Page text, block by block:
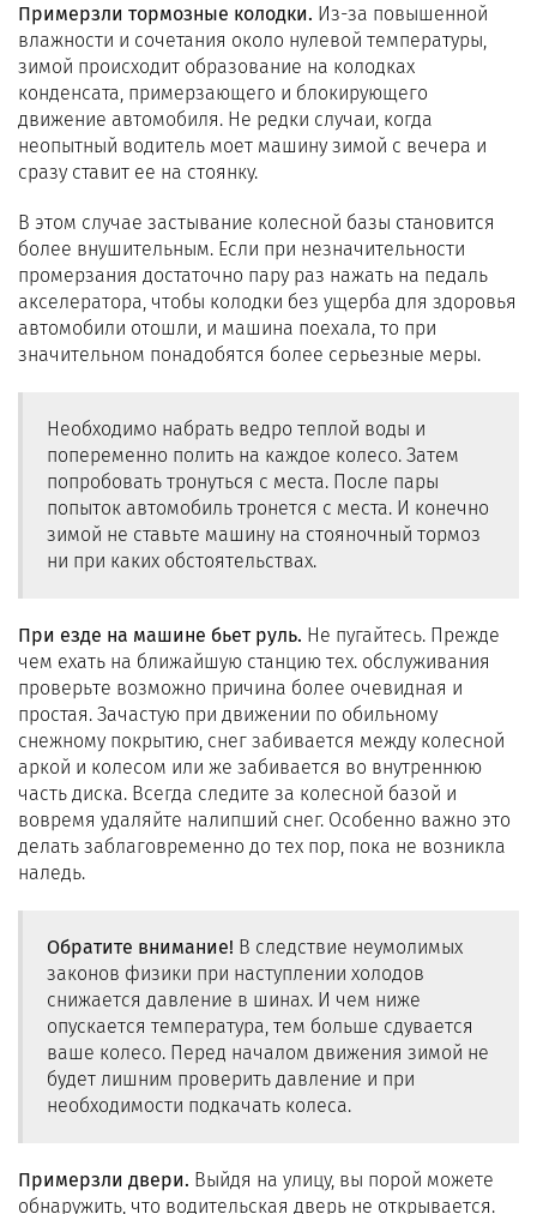
Примерзли тормозные колодки. Из-за повышенной
влажности и сочетания около нулевой температуры,
зимой происходит образование на колодках
конденсата, примерзающего и блокирующего
движение автомобиля. Не редки случаи, когда
неопытный водитель моет машину зимой с вечера и
сразу ставит ее на стоянку.
В этом случае застывание колесной базы становится
более внушительным. Если при незначительности
промерзания достаточно пару раз нажать на педаль
акселератора, чтобы колодки без ущерба для здоровья
автомобили отошли, и машина поехала, то при
значительном понадобятся более серьезные меры.
Необходимо набрать ведро теплой воды и
попеременно полить на каждое колесо. Затем
попробовать тронуться с места. После пары
попыток автомобиль тронется с места. И конечно
зимой не ставьте машину на стояночный тормоз
ни при каких обстоятельствах.
При езде на машине бьет руль. Не пугайтесь. Прежде
чем ехать на ближайшую станцию тех. обслуживания
проверьте возможно причина более очевидная и
простая. Зачастую при движении по обильному
снежному покрытию, снег забивается между колесной
аркой и колесом или же забивается во внутреннюю
часть диска. Всегда следите за колесной базой и
вовремя удаляйте налипший снег. Особенно важно это
делать заблаговременно до тех пор, пока не возникла
наледь.
Обратите внимание! В следствие неумолимых
законов физики при наступлении холодов
снижается давление в шинах. И чем ниже
опускается температура, тем больше сдувается
ваше колесо. Перед началом движения зимой не
будет лишним проверить давление и при
необходимости подкачать колеса.
Примерзли двери. Выйдя на улицу, вы порой можете
обнаружить, что водительская дверь не открывается.